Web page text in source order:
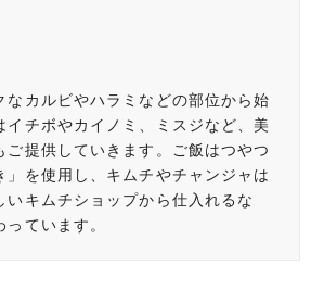
なカルビやハラミなどの部位から始
イチボやカイノミ、ミスジなど、美
ご提供していきます。ご飯はつやつ
」を使用し、キムチやチャンジャは
いキムチショップから仕入れるな
っています。